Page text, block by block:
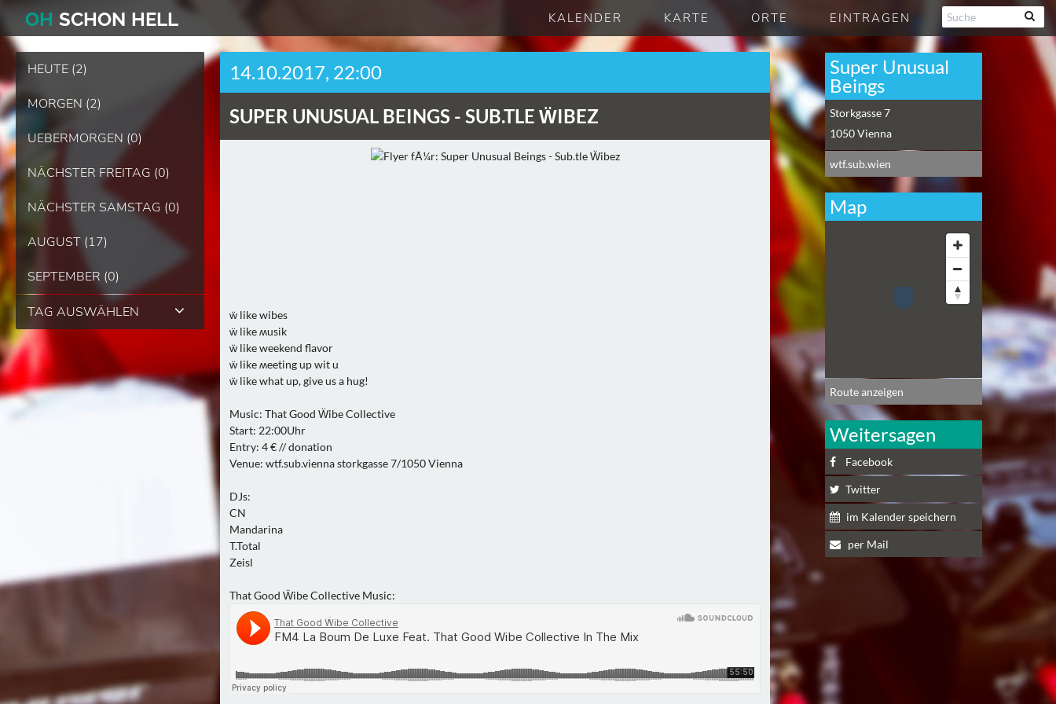
OH SCHON HELL KALENDER KARTE ORTE EINTRAGEN
HEUTE (2)
MORGEN (2)
UEBERMORGEN (0)
NÄCHSTER FREITAG (0)
NÄCHSTER SAMSTAG (0)
AUGUST (17)
SEPTEMBER (0)
TAG AUSWÄHLEN
14.10.2017, 22:00
SUPER UNUSUAL BEINGS - SUB.TLE ẄIBEZ
ẅ like wibes
ẅ like ʍusik
ẅ like weekend flavor
ẅ like ʍeeting up wit u
ẅ like what up, give us a hug!
Music: That Good Ẅibe Collective
Start: 22:00Uhr
Entry: 4 € // donation
Venue: wtf.sub.vienna storkgasse 7/1050 Vienna
DJs:
CN
Mandarina
T.Total
Zeisl
That Good Ẅibe Collective Music:
Super Unusual
Beings
Storkgasse 7
1050Vienna
wtf.sub.wien
Map
Route anzeigen
Weitersagen
Facebook
Twitter
im Kalender speichern
per Mail